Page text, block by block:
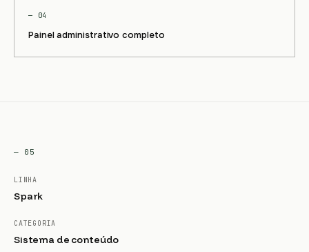
— 04
Painel administrativo completo
— 05
LINHA
Spark
CATEGORIA
Sistema de conteúdo